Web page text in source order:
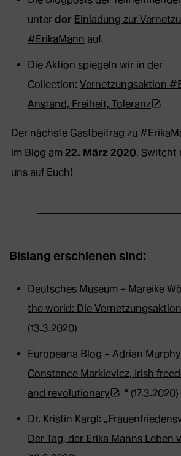
unter der Einladung zur
#ErikaMann auf.
Die Aktion spiegeln wir in der
Collection: Vernetzungsaktion
Anstand, Freiheit, Toleranz(Öffnet
Der nächste Gastbeitrag zu
im Blog am 22. März 2020. Switcht
uns auf Euch!
Bislang erschienen sind:
Deutsches Museum – Mareike
the world: Die
(13.3.2020)
Europeana Blog – Adrian
Constance Markievicz, Irish
and revolutionary(Öffnet
“ (17.3.2020)
Dr. Kristin Kargl: „
Der Tag, der Erika Manns Leben